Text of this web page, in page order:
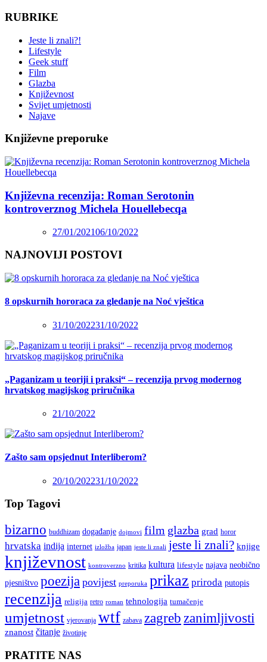
RUBRIKE
Jeste li znali?!
Lifestyle
Geek stuff
Film
Glazba
Književnost
Svijet umjetnosti
Najave
Književne preporuke
Književna recenzija: Roman Serotonin
kontroverznog Michela Houellebecqa
27/01/202106/10/2022
NAJNOVIJI POSTOVI
8 opskurnih hororaca za gledanje na Noć vještica
31/10/202231/10/2022
„Paganizam u teoriji i praksi“ – recenzija prvog modernog
hrvatskog magijskog priručnika
21/10/2022
Zašto sam opsjednut Interliberom?
20/10/202231/10/2022
Top Tagovi
bizarno buddhizam događanje dojmovi film glazba grad horor
hrvatska indija internet izložba japan jeste li znali jeste li znali? knjige
književnost kontroverzno kritika kultura lifestyle najava neobično
pjesništvo poezija povijest preporuka prikaz priroda putopis
recenzija religija retro roman tehnologija tumačenje
umjetnost vjerovanja wtf zabava zagreb zanimljivosti
znanost čitanje životinje
PRATITE NAS